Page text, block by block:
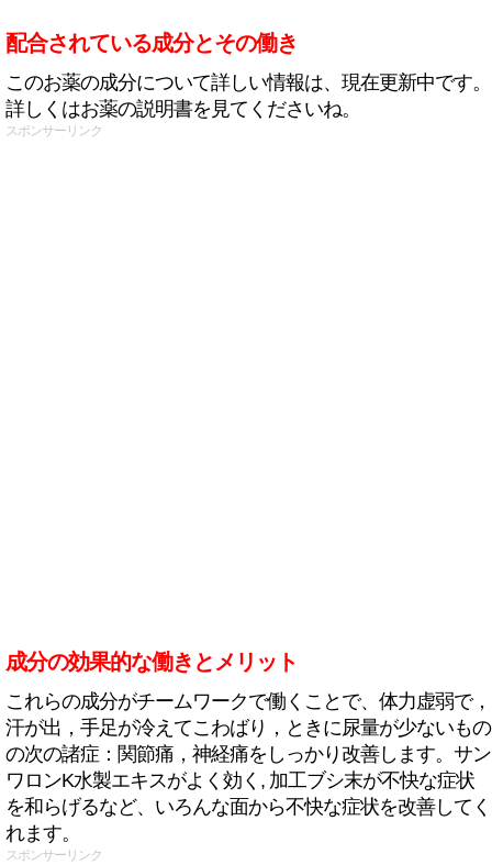
配合されている成分とその働き
このお薬の成分について詳しい情報は、現在更新中です。
詳しくはお薬の説明書を見てくださいね。
スポンサーリンク
成分の効果的な働きとメリット
これらの成分がチームワークで働くことで、体力虚弱で，
汗が出，手足が冷えてこわばり，ときに尿量が少ないもの
の次の諸症：関節痛，神経痛をしっかり改善します。サン
ワロンK水製エキスがよく効く, 加工ブシ末が不快な症状
を和らげるなど、いろんな面から不快な症状を改善してく
れます。
スポンサーリンク